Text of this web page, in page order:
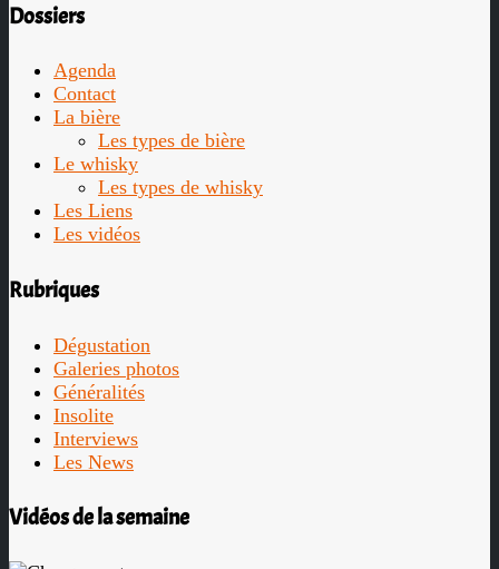
Dossiers
Agenda
Contact
La bière
Les types de bière
Le whisky
Les types de whisky
Les Liens
Les vidéos
Rubriques
Dégustation
Galeries photos
Généralités
Insolite
Interviews
Les News
Vidéos de la semaine